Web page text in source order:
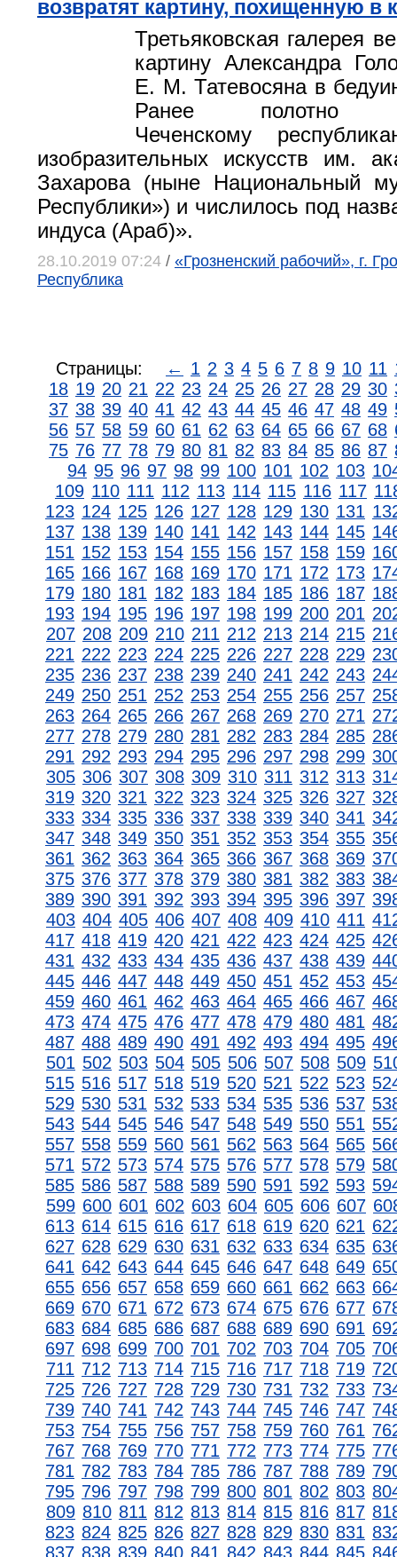
возвратят картину, похищенную в
Третьяковская галерея
картину Александра
Е. М. Татевосяна в
Ранее полотно
Чеченскому
изобразительных искусств им.
Захарова (ныне Национальный
Республики») и числилось под
индуса (Араб)».
28.10.2019 07:24 / «Грозненский рабочий», г.
Республика
Страницы: ← 1 2 3 4 5 6 7 8 9 10 11
18 19 20 21 22 23 24 25 26 27 28 29 30
37 38 39 40 41 42 43 44 45 46 47 48 49
56 57 58 59 60 61 62 63 64 65 66 67 68
75 76 77 78 79 80 81 82 83 84 85 86 87
94 95 96 97 98 99 100 101 102 103
109 110 111 112 113 114 115 116 117
123 124 125 126 127 128 129 130 131
137 138 139 140 141 142 143 144 145
151 152 153 154 155 156 157 158 159
165 166 167 168 169 170 171 172 173
179 180 181 182 183 184 185 186 187
193 194 195 196 197 198 199 200 201
207 208 209 210 211 212 213 214 215
221 222 223 224 225 226 227 228 229
235 236 237 238 239 240 241 242 243
249 250 251 252 253 254 255 256 257
263 264 265 266 267 268 269 270 271
277 278 279 280 281 282 283 284 285
291 292 293 294 295 296 297 298 299
305 306 307 308 309 310 311 312 313
319 320 321 322 323 324 325 326 327
333 334 335 336 337 338 339 340 341
347 348 349 350 351 352 353 354 355
361 362 363 364 365 366 367 368 369
375 376 377 378 379 380 381 382 383
389 390 391 392 393 394 395 396 397
403 404 405 406 407 408 409 410 411
417 418 419 420 421 422 423 424 425
431 432 433 434 435 436 437 438 439
445 446 447 448 449 450 451 452 453
459 460 461 462 463 464 465 466 467
473 474 475 476 477 478 479 480 481
487 488 489 490 491 492 493 494 495
501 502 503 504 505 506 507 508 509
515 516 517 518 519 520 521 522 523
529 530 531 532 533 534 535 536 537
543 544 545 546 547 548 549 550 551
557 558 559 560 561 562 563 564 565
571 572 573 574 575 576 577 578 579
585 586 587 588 589 590 591 592 593
599 600 601 602 603 604 605 606 607
613 614 615 616 617 618 619 620 621
627 628 629 630 631 632 633 634 635
641 642 643 644 645 646 647 648 649
655 656 657 658 659 660 661 662 663
669 670 671 672 673 674 675 676 677
683 684 685 686 687 688 689 690 691
697 698 699 700 701 702 703 704 705
711 712 713 714 715 716 717 718 719
725 726 727 728 729 730 731 732 733
739 740 741 742 743 744 745 746 747
753 754 755 756 757 758 759 760 761
767 768 769 770 771 772 773 774 775
781 782 783 784 785 786 787 788 789
795 796 797 798 799 800 801 802 803
809 810 811 812 813 814 815 816 817
823 824 825 826 827 828 829 830 831
837 838 839 840 841 842 843 844 845